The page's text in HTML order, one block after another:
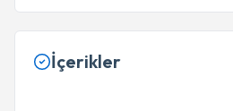
İçerikler